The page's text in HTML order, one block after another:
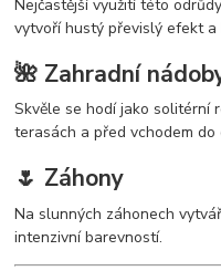
Nejčastější využití této
vytvoří hustý převislý efekt
🌺 Zahradní
Skvěle se hodí jako solitérní
terasách a před vchodem do
🌷 Záhony
Na slunných záhonech
intenzivní barevností.